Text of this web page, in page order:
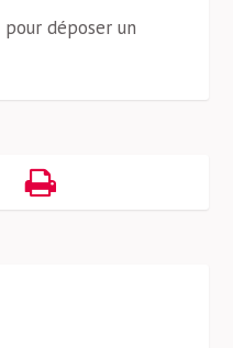
pour déposer un